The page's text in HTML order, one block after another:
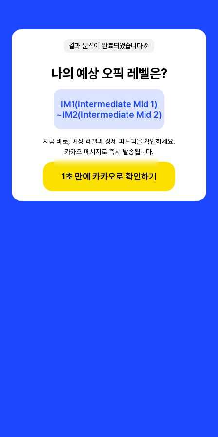
결과 분석이 완료되었습니다🎉
나의 예상 오픽 레벨은?
IM1(Intermediate Mid 1)
~IM2(Intermediate Mid 2)
지금 바로, 예상 레벨과 상세 피드백을 확인하세요.
카카오 메시지로 즉시 발송됩니다.
1초 만에 카카오로 확인하기